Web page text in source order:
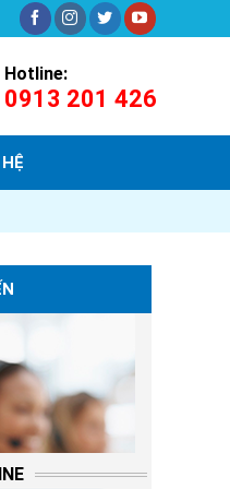
Hotline:
0913 201 426